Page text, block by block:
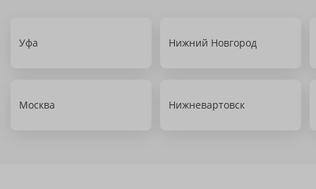
Уфа Нижний Новгород
Москва Нижневартовск